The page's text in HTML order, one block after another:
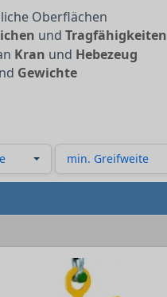
Oberflächen
undTragfähigkeiten
Kran und Hebezeug
Gewichte
min. Greifweite